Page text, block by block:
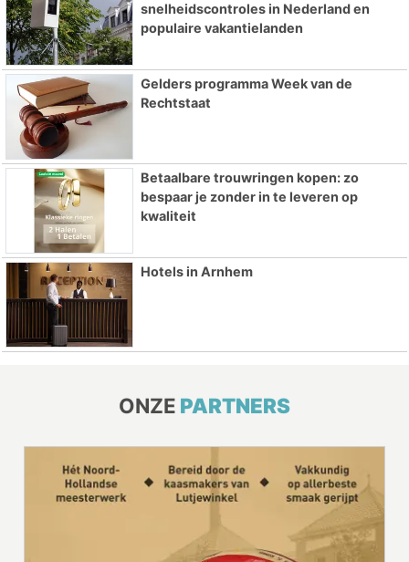
snelheidscontroles in Nederland en
populaire vakantielanden
Gelders programma Week van de
Rechtstaat
Betaalbare trouwringen kopen: zo
bespaar je zonder in te leveren op
kwaliteit
Hotels in Arnhem
ONZE PARTNERS